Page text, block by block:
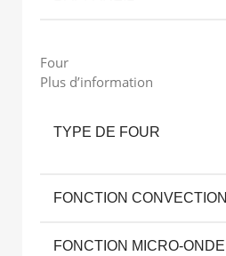
Four
Plus d’information
TYPE DE FOUR
FONCTION CONVECTION
FONCTION MICRO-ONDE